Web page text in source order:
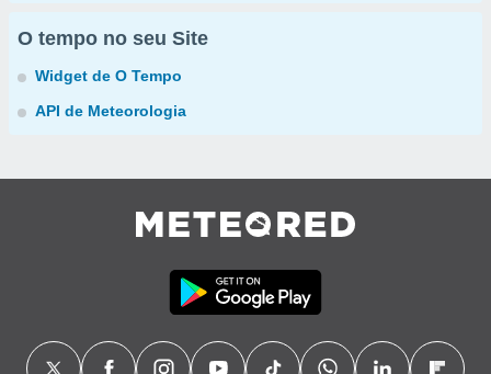
O tempo no seu Site
Widget de O Tempo
API de Meteorologia